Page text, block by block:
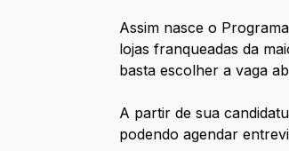
Assim nasce o
lojas franqueadas da
basta escolher a vaga
A partir de sua
podendo agendar